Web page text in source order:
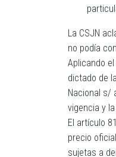
La CSJN
no podía
Aplicando
dictado de
Nacional s/
vigencia y
El artículo
precio
sujetas a